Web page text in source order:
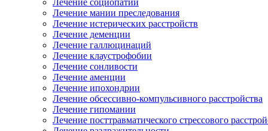
Лечение социопатии
Лечение мании преследования
Лечение истерических расстройств
Лечение деменции
Лечение галлюцинаций
Лечение клаустрофобии
Лечение сонливости
Лечение аменции
Лечение ипохондрии
Лечение обсессивно-компульсивного расстройства
Лечение гипомании
Лечение посттравматического стрессового